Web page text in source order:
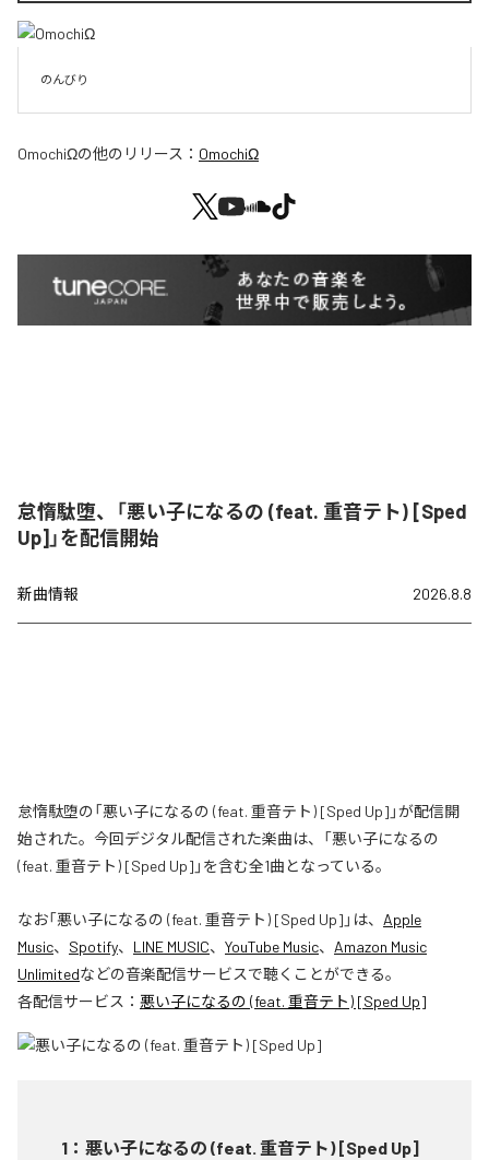
のんびり
OmochiΩの他のリリース： OmochiΩ
怠惰駄堕、「悪い子になるの (feat. 重音テト) [Sped
Up]」を配信開始
新曲情報 2026.8.8
怠惰駄堕の「悪い子になるの (feat. 重音テト) [Sped Up]」が配信開
始された。今回デジタル配信された楽曲は、「悪い子になるの
(feat. 重音テト) [Sped Up]」を含む全1曲となっている。
なお「悪い子になるの (feat. 重音テト) [Sped Up] 」は、 Apple
Music、 Spotify、 LINE MUSIC、 YouTube Music、 Amazon Music
Unlimitedなどの音楽配信サービスで聴くことができる。
各配信サービス： 悪い子になるの (feat. 重音テト) [Sped Up]
1 ： 悪い子になるの (feat. 重音テト) [Sped Up]